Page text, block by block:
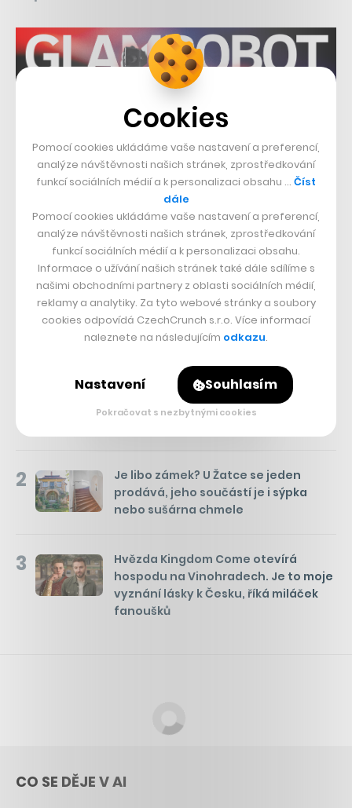
Sdílet článek
Přejít do diskuze
NEJČTENĚJŠÍ ČLÁNKY
Kam se hrabou české komedie.
Pusťte si na Netflixu historickou
satiru z Polska, její humor platí i na
2
Je libo zámek? U Žatce se jeden
prodává, jeho součástí je i sýpka
nebo sušárna chmele
3
Hvězda Kingdom Come otevírá
hospodu na Vinohradech. Je to moje
vyznání lásky k Česku, říká miláček
fanoušků
CO SE DĚJE V AI
Cookies
Pomocí cookies ukládáme vaše nastavení a preferencí,
analýze návštěvnosti našich stránek, zprostředkování
funkcí sociálních médií a k personalizaci obsahu … Číst
dále
Pomocí cookies ukládáme vaše nastavení a preferencí,
analýze návštěvnosti našich stránek, zprostředkování
funkcí sociálních médií a k personalizaci obsahu.
Informace o užívání našich stránek také dále sdílíme s
našimi obchodními partnery z oblasti sociálních médií,
reklamy a analytiky. Za tyto webové stránky a soubory
cookies odpovídá CzechCrunch s.r.o. Více informací
naleznete na následujícím odkazu.
Nastavení Souhlasím
Pokračovat s nezbytnými cookies